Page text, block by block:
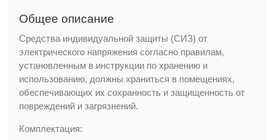
Общее описание
Средства индивидуальной защиты (СИЗ) от
электрического напряжения согласно правилам,
установленным в инструкции по хранению и
использованию, должны храниться в помещениях,
обеспечивающих их сохранность и защищенность от
повреждений и загрязнений.
Комплектация: